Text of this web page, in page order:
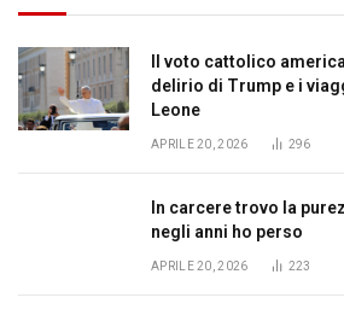
Il voto cattolico
delirio di Trump e i
Leone
APRILE 20, 2026 296
In carcere trovo la
negli anni ho perso
APRILE 20, 2026 223